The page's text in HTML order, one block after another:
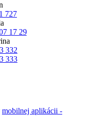
727
17 29
332
333
mobilnej aplikácii -